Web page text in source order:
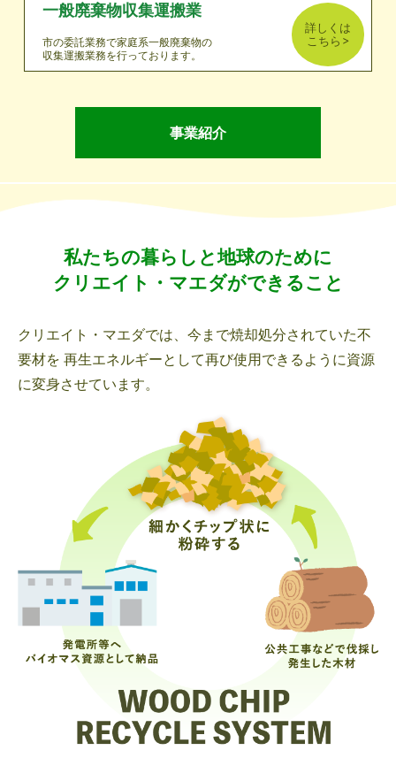
一般廃棄物収集運搬業
市の委託業務で家庭系一般廃棄物の
収集運搬業務を行っております。
詳しくは
こちら
事業紹介
私たちの暮らしと地球のために
クリエイト・マエダができること
クリエイト・マエダでは、今まで焼却処分されていた不
要材を 再生エネルギーとして再び使用できるように資源
に変身させています。